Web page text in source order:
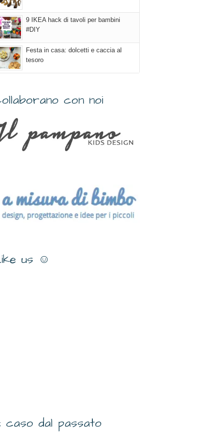
9 IKEA hack di tavoli per bambini
#DIY
Festa in casa: dolcetti e caccia al
tesoro
con noi
us ☺
caso dal passato